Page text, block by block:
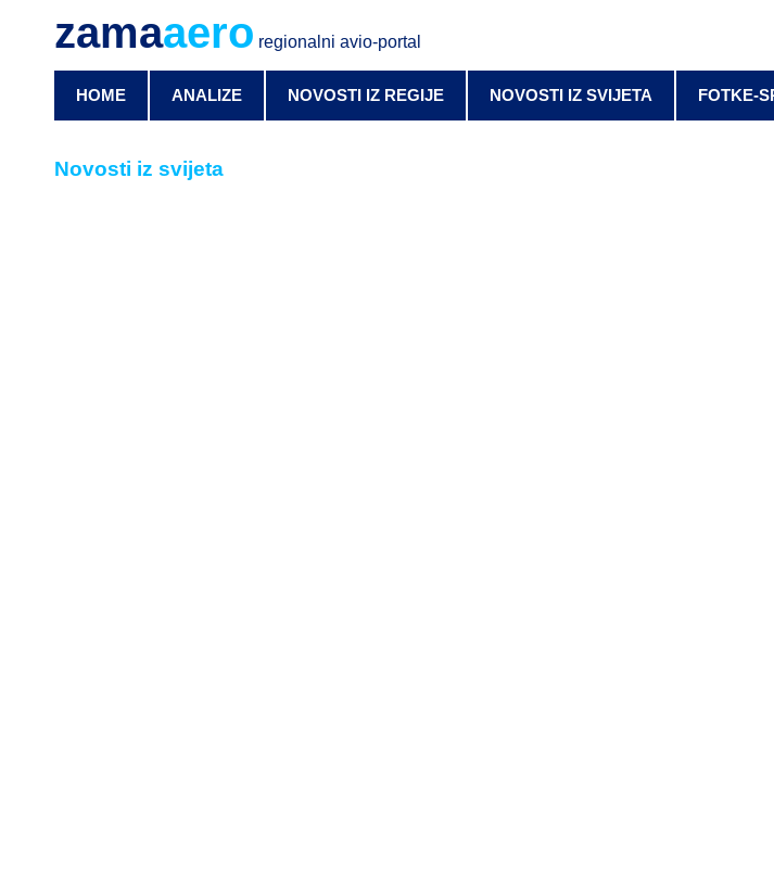
zamaaero regionalni avio-portal
HOME ANALIZE NOVOSTI IZ REGIJE NOVOSTI IZ SVIJETA FOTKE-
Novosti iz svijeta